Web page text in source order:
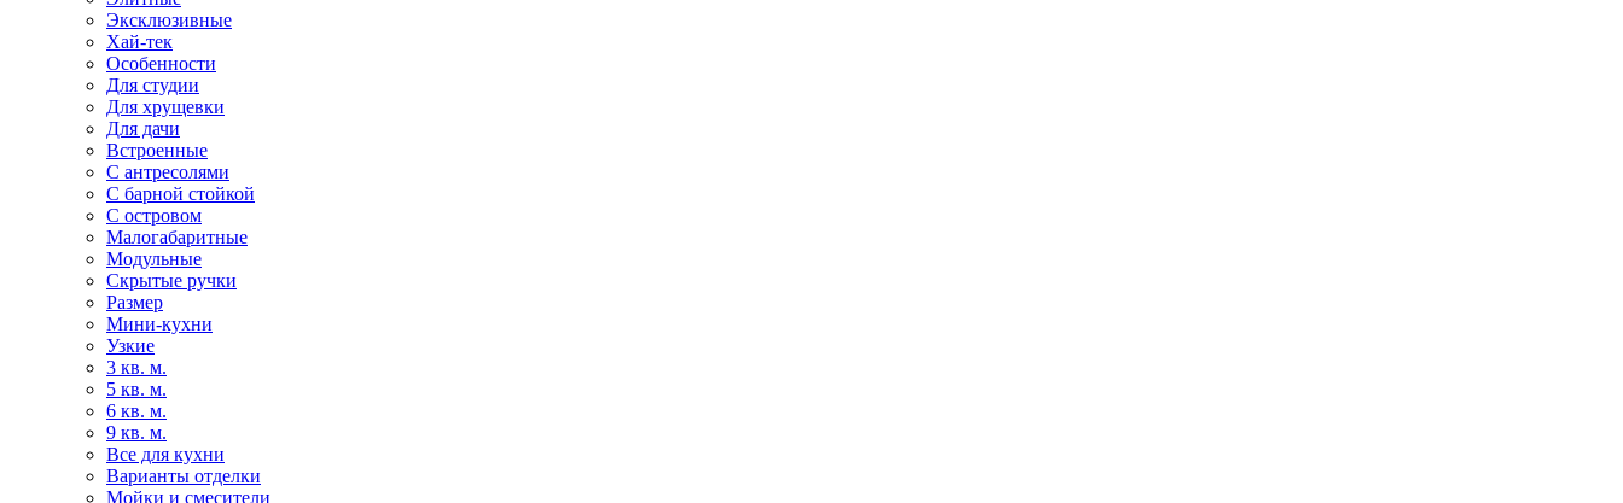
Эксклюзивные
Хай-тек
Особенности
Для студии
Для хрущевки
Для дачи
Встроенные
С антресолями
С барной стойкой
С островом
Малогабаритные
Модульные
Скрытые ручки
Размер
Мини-кухни
Узкие
3 кв. м.
5 кв. м.
6 кв. м.
9 кв. м.
Все для кухни
Варианты отделки
Мойки и смесители